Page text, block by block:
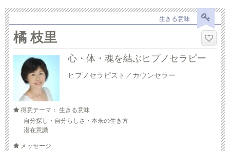
生きる意味
橘 枝里
心・体・魂を結ぶヒプノセラピー
ヒプノセラピスト／カウンセラー
得意テーマ： 生きる意味
自分探し・自分らしさ・本来の生き方
潜在意識
メッセージ